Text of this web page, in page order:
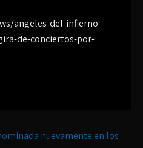
angeles-del-infierno-
de-conciertos-por-
nuevamente en los